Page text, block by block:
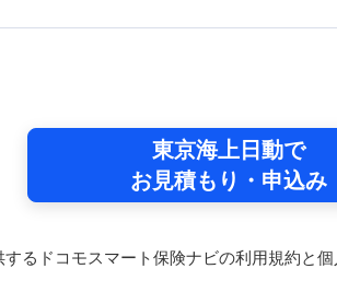
東京海上日動で
お見積もり・申込み
るドコモスマート保険ナビの利用規約と